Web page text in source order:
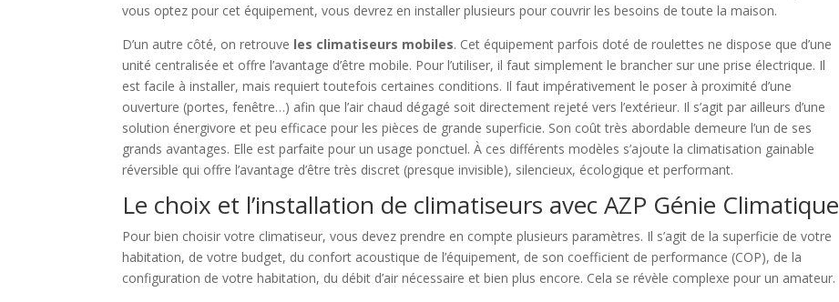
vous optez pour cet équipement, vous devrez en installer plusieurs pour couvrir les besoins de toute la maison.
D’un autre côté, on retrouve les climatiseurs mobiles. Cet équipement parfois doté de roulettes ne dispose que d’une
unité centralisée et offre l’avantage d’être mobile. Pour l’utiliser, il faut simplement le brancher sur une prise électrique. Il
est facile à installer, mais requiert toutefois certaines conditions. Il faut impérativement le poser à proximité d’une
ouverture (portes, fenêtre…) afin que l’air chaud dégagé soit directement rejeté vers l’extérieur. Il s’agit par ailleurs d’une
solution énergivore et peu efficace pour les pièces de grande superficie. Son coût très abordable demeure l’un de ses
grands avantages. Elle est parfaite pour un usage ponctuel. À ces différents modèles s’ajoute la climatisation gainable
réversible qui offre l’avantage d’être très discret (presque invisible), silencieux, écologique et performant.
Le choix et l’installation de climatiseurs avec AZP Génie Climatique
Pour bien choisir votre climatiseur, vous devez prendre en compte plusieurs paramètres. Il s’agit de la superficie de votre
habitation, de votre budget, du confort acoustique de l’équipement, de son coefficient de performance (COP), de la
configuration de votre habitation, du débit d’air nécessaire et bien plus encore. Cela se révèle complexe pour un amateur.